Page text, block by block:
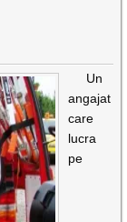
Un
angajat
care
lucra
pe